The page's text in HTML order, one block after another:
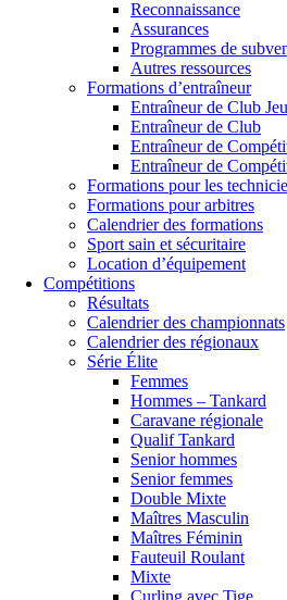
Reconnaissance
Assurances
Programmes de
Autres ressources
Formations d’entraîneur
Entraîneur de Club
Entraîneur de Club
Entraîneur de
Entraîneur de
Formations pour les
Formations pour arbitres
Calendrier des formations
Sport sain et sécuritaire
Location d’équipement
Compétitions
Résultats
Calendrier des championnats
Calendrier des régionaux
Série Élite
Femmes
Hommes – Tankard
Caravane régionale
Qualif Tankard
Senior hommes
Senior femmes
Double Mixte
Maîtres Masculin
Maîtres Féminin
Fauteuil Roulant
Mixte
Curling avec Tige